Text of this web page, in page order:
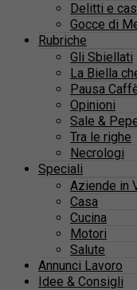
Delitti e
Gocce di
Rubriche
Gli Sbiellati
La Biella
Pausa
Opinioni
Sale &
Tra le righe
Necrologi
Speciali
Aziende in
Casa
Cucina
Motori
Salute
Annunci Lavoro
Idee & Consigli